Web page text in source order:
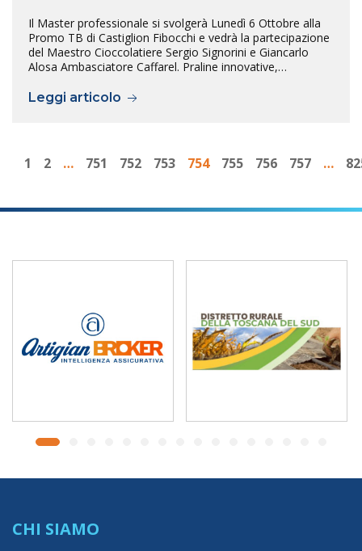
Il Master professionale si svolgerà Lunedì 6 Ottobre alla
Promo TB di Castiglion Fibocchi e vedrà la partecipazione
del Maestro Cioccolatiere Sergio Signorini e Giancarlo
Alosa Ambasciatore Caffarel. Praline innovative,…
Leggi articolo
1 2 … 751 752 753 754 755 756 757 …
CHI SIAMO